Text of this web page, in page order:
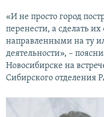
«И не просто город
перенести, а сделать
направленными на ту
деятельности», –
Новосибирске на
Сибирского отделения